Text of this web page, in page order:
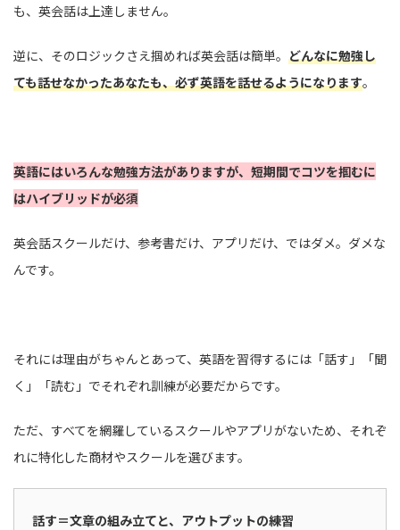
も、英会話は上達しません。
逆に、そのロジックさえ掴めれば英会話は簡単。 どんなに勉強し
ても話せなかったあなたも、必ず英語を話せるようになります。
英語にはいろんな勉強方法がありますが、短期間でコツを掴むに
はハイブリッドが必須
英会話スクールだけ、参考書だけ、アプリだけ、ではダメ。ダメな
んです。
それには理由がちゃんとあって、英語を習得するには「話す」「聞
く」「読む」でそれぞれ訓練が必要だからです。
ただ、すべてを網羅しているスクールやアプリがないため、それぞ
れに特化した商材やスクールを選びます。
話す＝文章の組み立てと、アウトプットの練習